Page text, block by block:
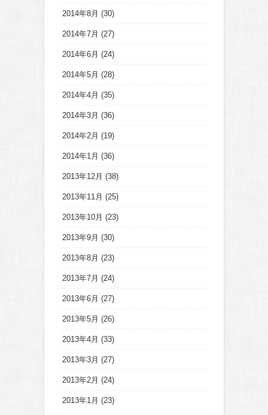
2014年8月 (30)
2014年7月 (27)
2014年6月 (24)
2014年5月 (28)
2014年4月 (35)
2014年3月 (36)
2014年2月 (19)
2014年1月 (36)
2013年12月 (38)
2013年11月 (25)
2013年10月 (23)
2013年9月 (30)
2013年8月 (23)
2013年7月 (24)
2013年6月 (27)
2013年5月 (26)
2013年4月 (33)
2013年3月 (27)
2013年2月 (24)
2013年1月 (23)